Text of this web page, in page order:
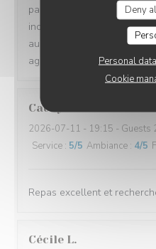
Deny
Personal
Cookie
par une amie et on a bien
incroyablement tendre et
aussi d'ailleurs. Équipe très
agréable. A refaire !!
Cathy
2026-07-11 - 19:15 - Guests
Service : 5/5 Ambiance : 4/5
Repas excellent et
Cécile L